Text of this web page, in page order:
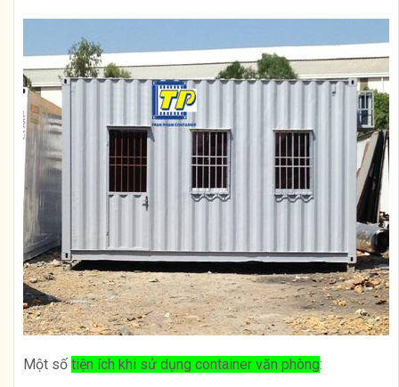
Một số tiện ích khi sử dụng container văn phòng: